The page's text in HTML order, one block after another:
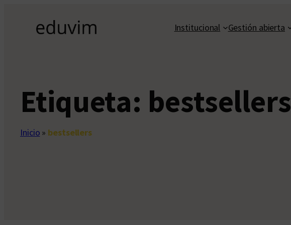
contenido
Institucional Gestión abierta
Etiqueta: bestsellers
Inicio » bestsellers